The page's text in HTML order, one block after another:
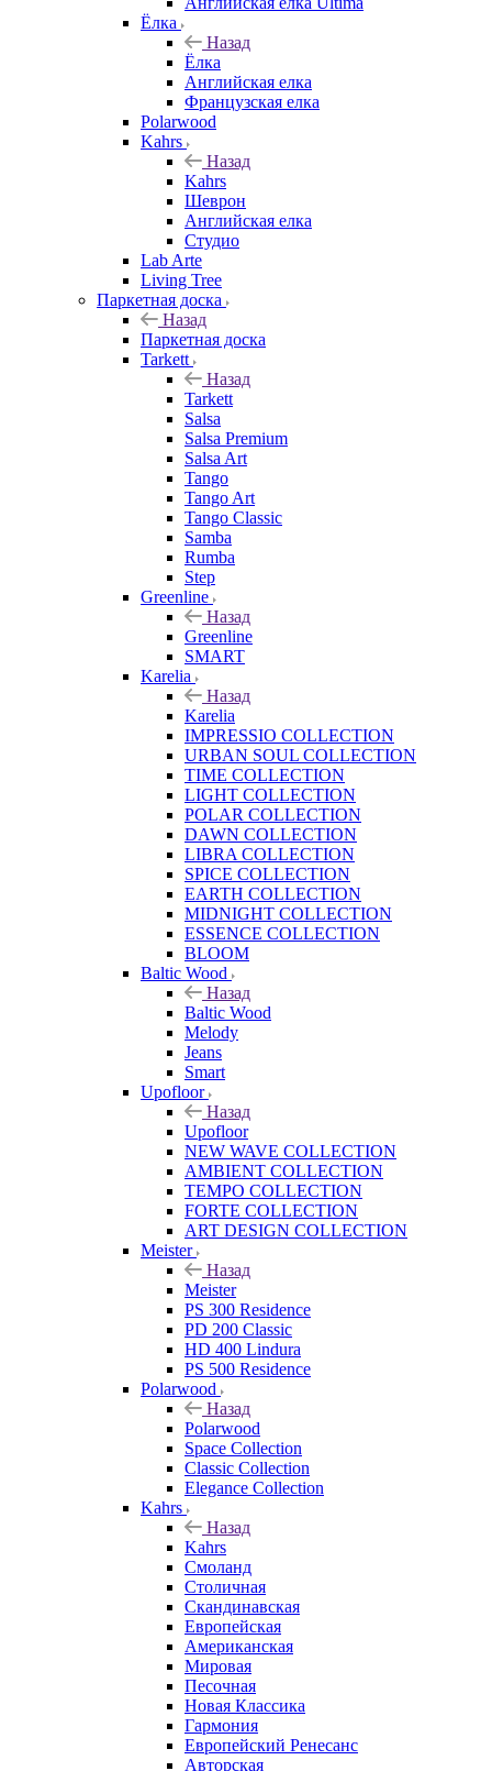
Ёлка
Назад
Ёлка
Английская елка
Французская елка
Polarwood
Kahrs
Назад
Kahrs
Шеврон
Английская елка
Студио
Lab Arte
Living Tree
Паркетная доска
Назад
Паркетная доска
Tarkett
Назад
Tarkett
Salsa
Salsa Premium
Salsa Art
Tango
Tango Art
Tango Classic
Samba
Rumba
Step
Greenline
Назад
Greenline
SMART
Karelia
Назад
Karelia
IMPRESSIO COLLECTION
URBAN SOUL COLLECTION
TIME COLLECTION
LIGHT COLLECTION
POLAR COLLECTION
DAWN COLLECTION
LIBRA COLLECTION
SPICE COLLECTION
EARTH COLLECTION
MIDNIGHT COLLECTION
ESSENCE COLLECTION
BLOOM
Baltic Wood
Назад
Baltic Wood
Melody
Jeans
Smart
Upofloor
Назад
Upofloor
NEW WAVE COLLECTION
AMBIENT COLLECTION
TEMPO COLLECTION
FORTE COLLECTION
ART DESIGN COLLECTION
Meister
Назад
Meister
PS 300 Residence
PD 200 Classic
HD 400 Lindura
PS 500 Residence
Polarwood
Назад
Polarwood
Space Collection
Classic Collection
Elegance Collection
Kahrs
Назад
Kahrs
Смоланд
Столичная
Скандинавская
Европейская
Американская
Мировая
Песочная
Новая Классика
Гармония
Европейский Ренесанс
Авторская